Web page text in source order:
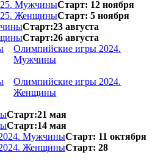
МужчиныСтарт: 12 ноября
ЖенщиныСтарт: 5 ноября
Старт:23 августа
Старт:26 августа
Олимпийские игры 2024.
Мужчины
Олимпийские игры 2024.
Женщины
Старт:21 мая
Старт:14 мая
МужчиныСтарт: 11 октября
ЖенщиныСтарт: 28